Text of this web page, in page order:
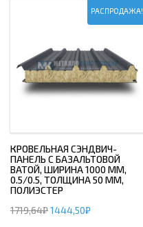
РАСПРОДАЖА!
КРОВЕЛЬНАЯ СЭНДВИЧ-
ПАНЕЛЬ С БАЗАЛЬТОВОЙ
ВАТОЙ, ШИРИНА 1000 ММ,
0.5/0.5, ТОЛЩИНА 50 ММ,
ПОЛИЭСТЕР
1719,64₽1444,50₽